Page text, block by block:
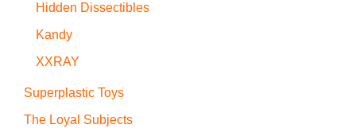
Hidden Dissectibles
Kandy
XXRAY
Superplastic Toys
The Loyal Subjects